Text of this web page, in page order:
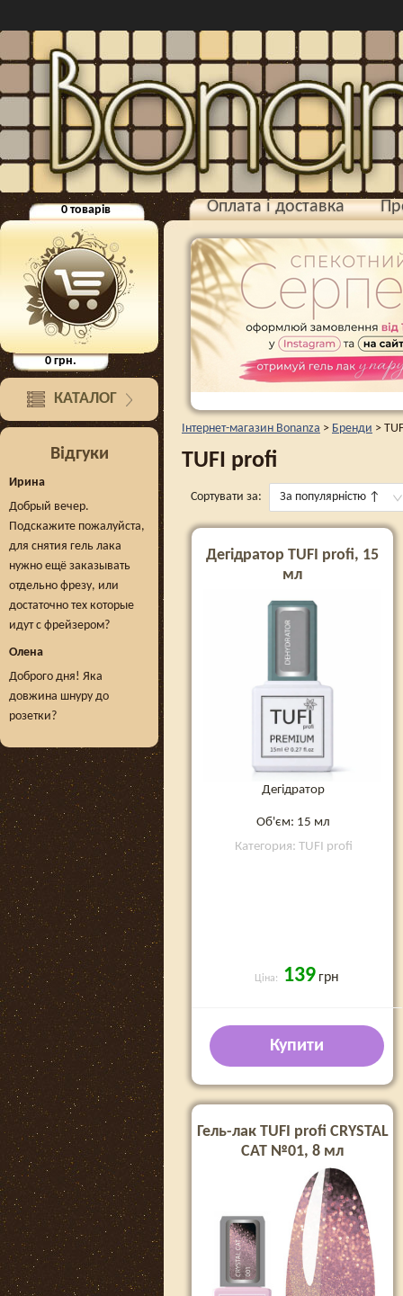
0 товарів
0грн.
КАТАЛОГ
Відгуки
Ирина
Добрый вечер.
Подскажите пожалуйста,
для снятия гель лака
нужно ещё заказывать
отдельно фрезу, или
достаточно тех которые
идут с фрейзером?
Олена
Доброго дня! Яка
довжина шнуру до
розетки?
Оплата і доставка
Інтернет-магазин Bonanza > Бренди >
TUFI profi
Сортувати за: За популярністю ↑
Дегідратор TUFI profi, 15
мл
Дегідратор
Об'єм: 15 мл
Категория: TUFI profi
Ціна: 139 грн
Купити
Гель-лак TUFI profi CRYSTAL
CAT №01, 8 мл